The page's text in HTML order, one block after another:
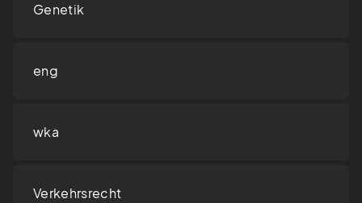
Genetik
eng
wka
Verkehrsrecht